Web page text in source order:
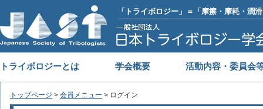
「トライボロジー」＝「摩擦・摩耗・潤
トライボロジーとは 学会概要 活動内容・委員会
トップページ > 会員メニュー > ログイン